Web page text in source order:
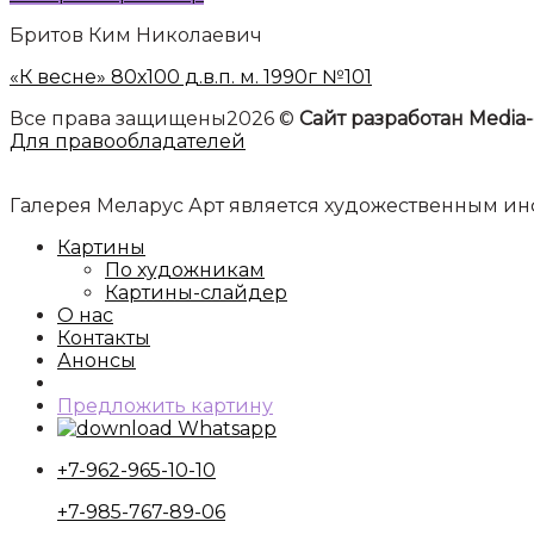
Бритов Ким Николаевич
«К весне» 80х100 д.в.п. м. 1990г №101
Все права защищены2026 © Сайт разработан
Для правообладателей
Галерея Меларус Арт является художественным
Картины
По художникам
Картины-слайдер
О нас
Контакты
Анонсы
Предложить картину
Whatsapp
+7-962-965-10-10
+7-985-767-89-06